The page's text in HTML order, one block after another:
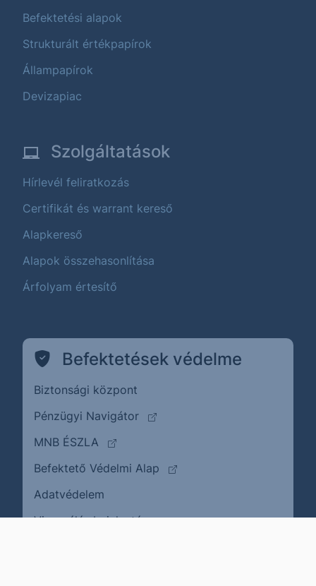
Befektetési alapok
Strukturált értékpapírok
Állampapírok
Devizapiac
Szolgáltatások
Hírlevél feliratkozás
Certifikát és warrant kereső
Alapkereső
Alapok összehasonlítása
Árfolyam értesítő
Befektetések védelme
Biztonsági központ
Pénzügyi Navigátor
(külső oldalra ugrik)
MNB ÉSZLA
(külső oldalra ugrik)
Befektető Védelmi Alap
(külső oldalra ugrik)
Adatvédelem
Visszaélés bejelentése(külső oldalra ugrik)